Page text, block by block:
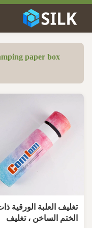
paper box
تغليف العلبة الورقية
الختم الساخن ، تغليف